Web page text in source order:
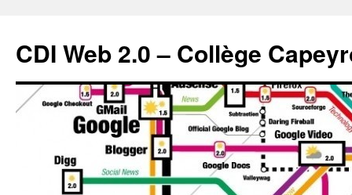
CDI Web 2.0 – Collège